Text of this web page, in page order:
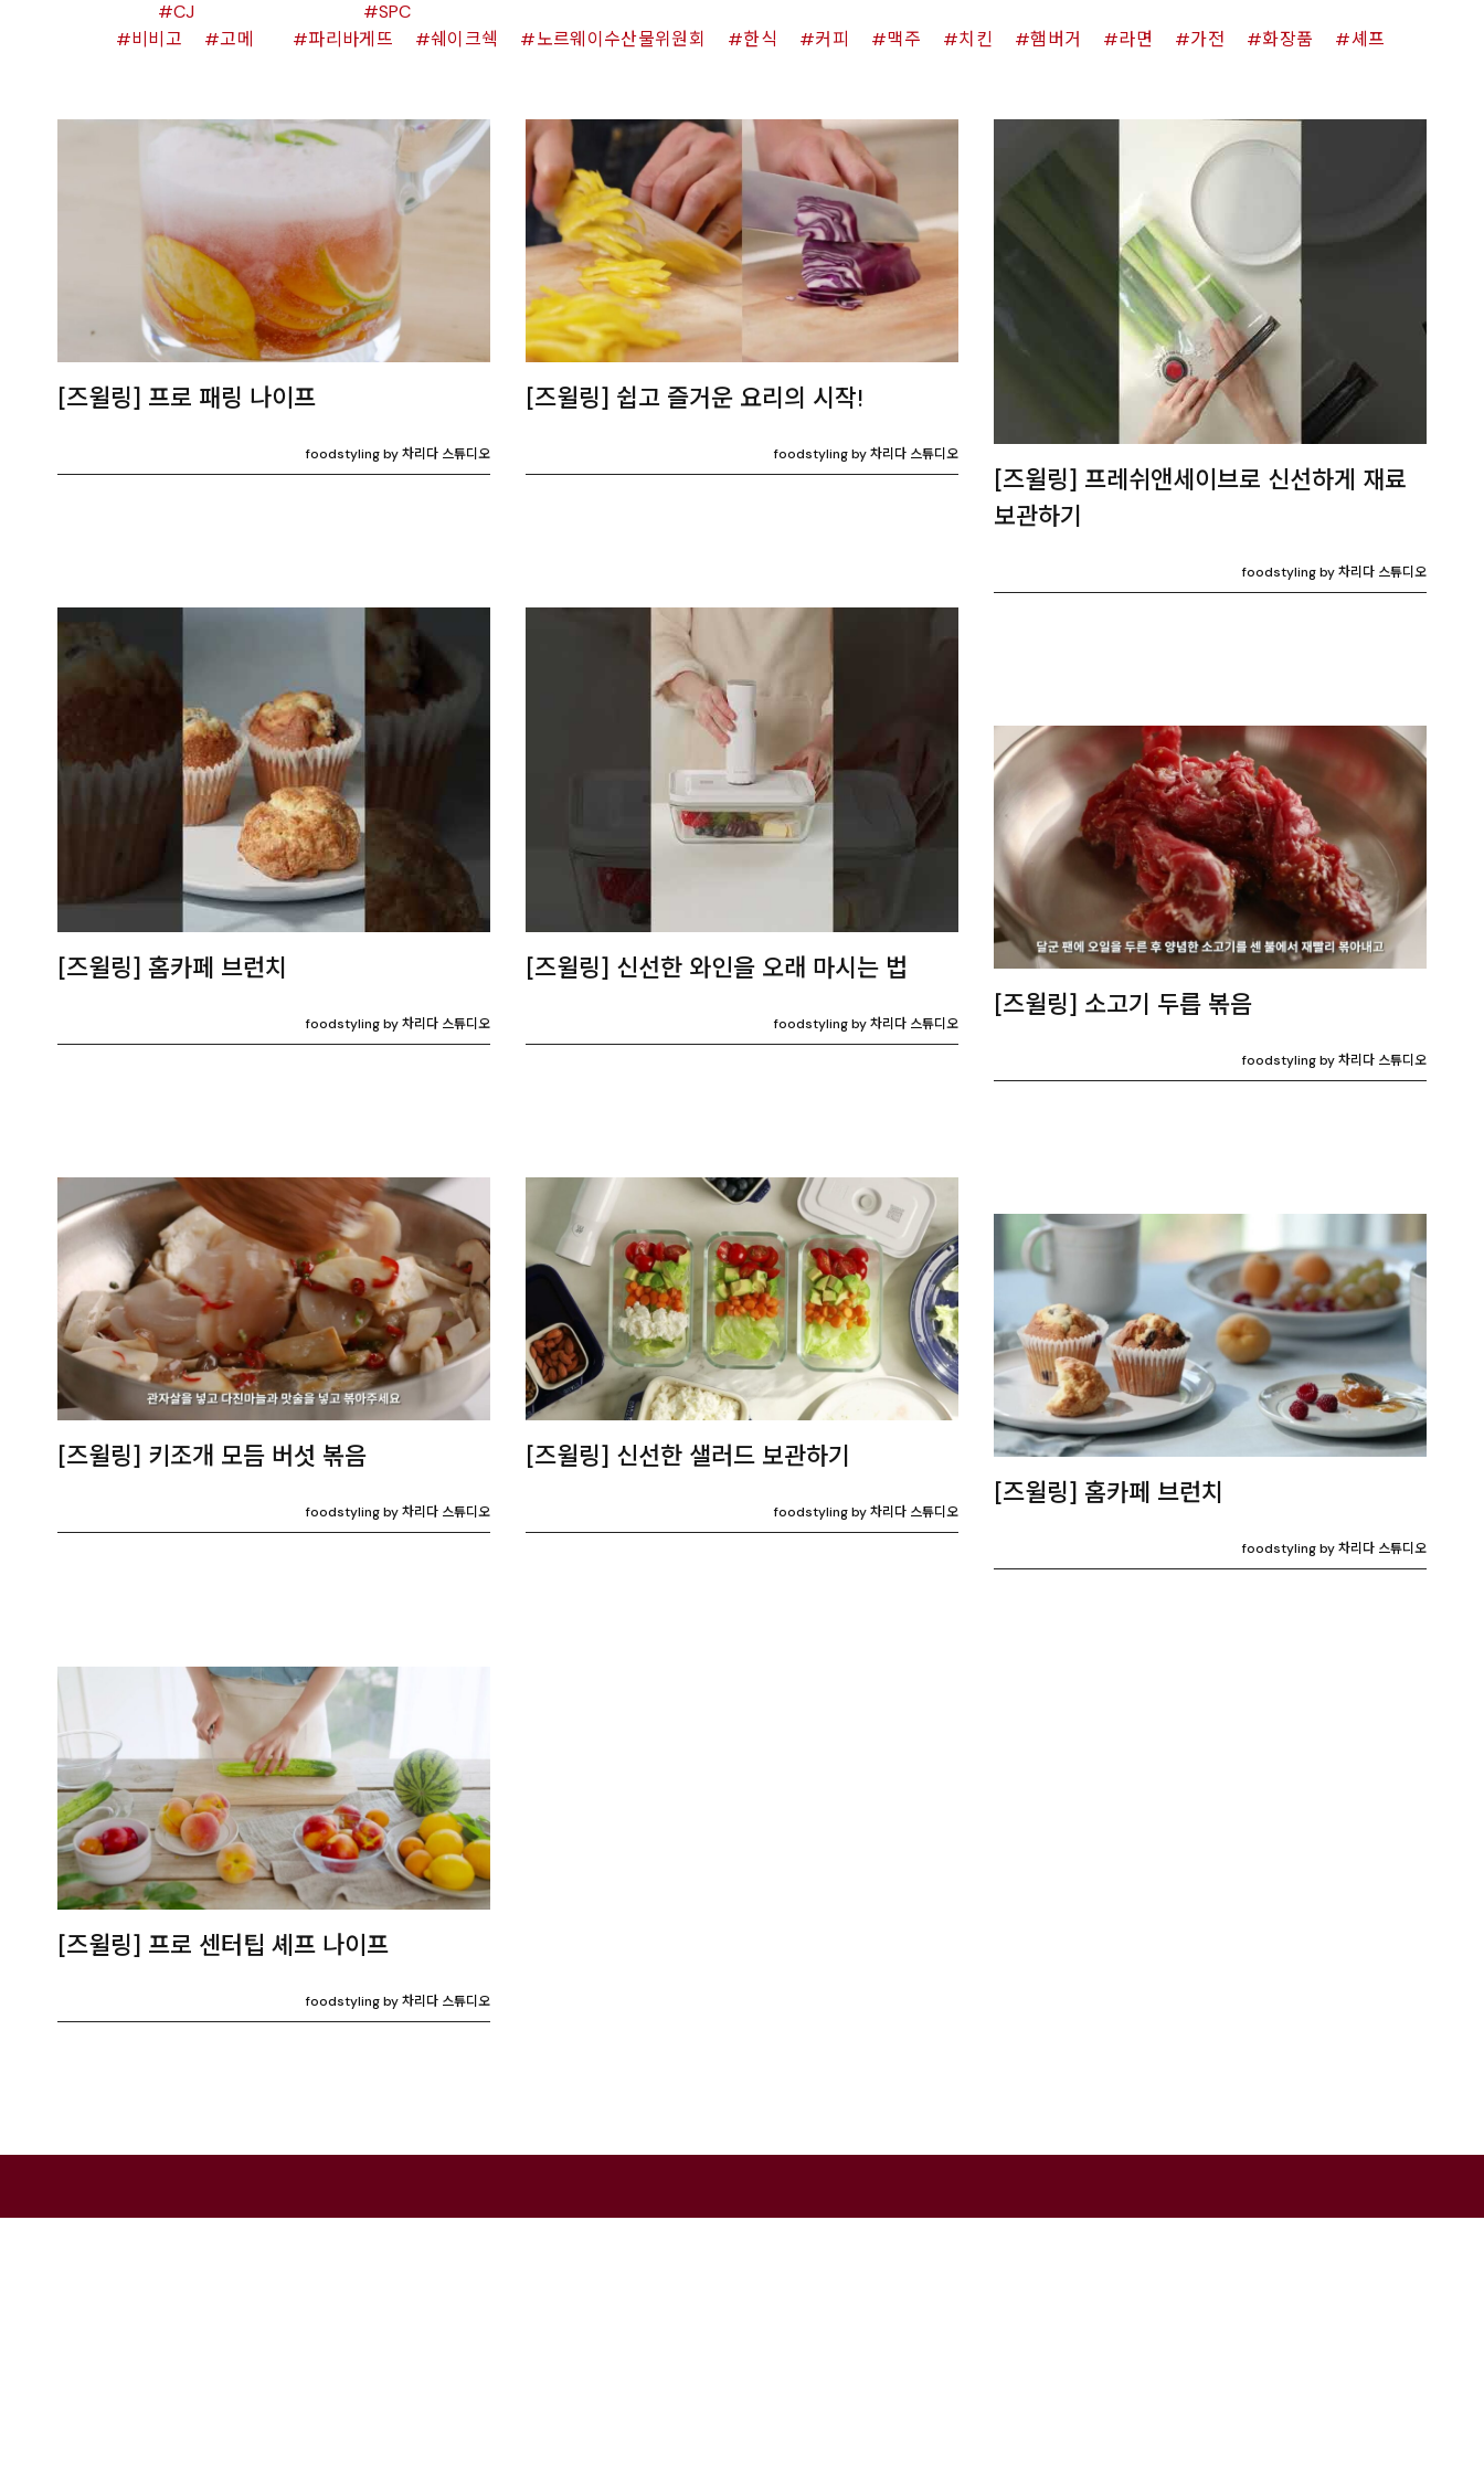
CJ
비비고
고메
SPC
파리바게뜨
쉐이크쉑 노르웨이수산물위원회 한식 커피 맥주 치킨 햄버거 라면 가전 화장품 셰프
[즈윌링] 프로 패링 나이프
foodstyling by 차리다 스튜디오
[즈윌링] 쉽고 즐거운 요리의 시작!
foodstyling by 차리다 스튜디오
[즈윌링] 프레쉬앤세이브로 신선하게 재료
보관하기
foodstyling by 차리다 스튜디오
[즈윌링] 홈카페 브런치
foodstyling by 차리다 스튜디오
[즈윌링] 신선한 와인을 오래 마시는 법
foodstyling by 차리다 스튜디오
[즈윌링] 소고기 두릅 볶음
foodstyling by 차리다 스튜디오
[즈윌링] 키조개 모듬 버섯 볶음
foodstyling by 차리다 스튜디오
[즈윌링] 신선한 샐러드 보관하기
foodstyling by 차리다 스튜디오
[즈윌링] 홈카페 브런치
foodstyling by 차리다 스튜디오
[즈윌링] 프로 센터팁 셰프 나이프
foodstyling by 차리다 스튜디오